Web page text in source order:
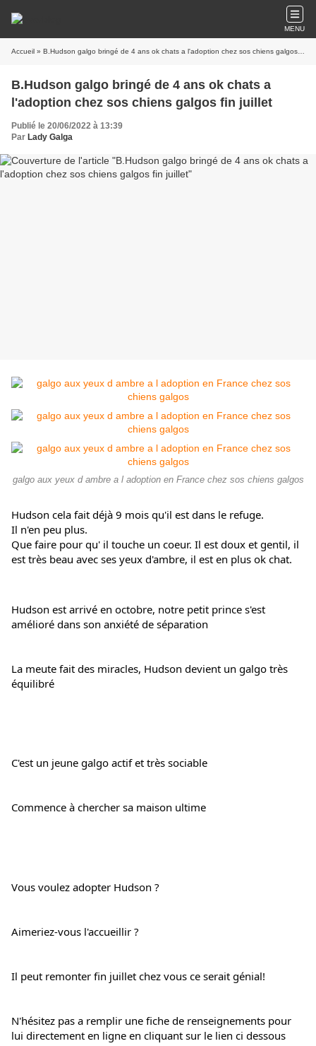
MENU
Accueil » B.Hudson galgo bringé de 4 ans ok chats a l'adoption chez sos chiens galgos fin juillet
B.Hudson galgo bringé de 4 ans ok chats a
l'adoption chez sos chiens galgos fin juillet
Publié le 20/06/2022 à 13:39
Par Lady Galga
galgo aux yeux d ambre a l adoption en France chez sos chiens galgos
Hudson cela fait déjà 9 mois qu'il est dans le refuge.
Il n'en peu plus.
Que faire pour qu' il touche un coeur. Il est doux et gentil, il
est très beau avec ses yeux d'ambre, il est en plus ok chat.
Hudson est arrivé en octobre, notre petit prince s'est
amélioré dans son anxiété de séparation
La meute fait des miracles, Hudson devient un galgo très
équilibré
C'est un jeune galgo actif et très sociable
Commence à chercher sa maison ultime
Vous voulez adopter Hudson ?
Aimeriez-vous l'accueillir ?
Il peut remonter fin juillet chez vous ce serait génial!
N'hésitez pas a remplir une fiche de renseignements pour
lui directement en ligne en cliquant sur le lien ci dessous